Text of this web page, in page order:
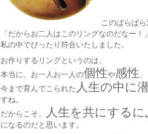
このぱらぱ
「だからお二人はこのリングなのだなー！
私の中でぴったり符合いたしました。
お作りするリングというのは、
本当に、お一人お一人の個性や感性
今まで育んでこられた 人生の中に
すね。
だからこそ、
人生を共にする
になるのだと思います。